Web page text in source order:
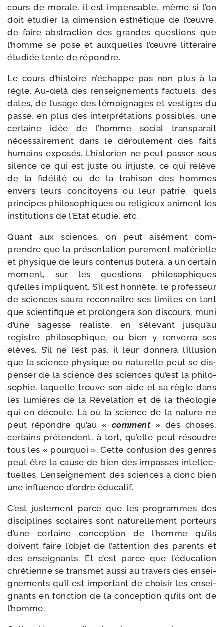
cours de morale, il est impen­sable, même si l’on
doit étu­dier la dimen­sion esthé­tique de l’œuvre,
de faire abs­trac­tion des grandes ques­tions que
l’homme se pose et aux­quelles l’œuvre lit­té­raire
étu­diée tente de répondre.
Le cours d’his­toire n’é­chappe pas non plus à la
règle. Au-​delà des ren­sei­gne­ments fac­tuels, des
dates, de l’u­sage des témoi­gnages et ves­tiges du
pas­sé, en plus des inter­pré­ta­tions pos­sibles, une
cer­taine idée de l’homme social trans­pa­raît
néces­sai­re­ment dans le dérou­le­ment des faits
humains expo­sés. L’historien ne peut pas­ser sous
silence ce qui est juste ou injuste, ce qui relève
de la fidé­li­té ou de la tra­hi­son des hommes
envers leurs conci­toyens ou leur patrie, quels
prin­cipes phi­lo­so­phiques ou reli­gieux animent les
ins­ti­tu­tions de l’Etat étu­dié, etc.
Quant aux sciences, on peut aisé­ment com­
prendre que la pré­sen­ta­tion pure­ment maté­rielle
et phy­sique de leurs conte­nus bute­ra, à un cer­tain
moment, sur les ques­tions phi­lo­so­phiques
qu’elles impliquent. S’il est hon­nête, le pro­fes­seur
de sciences sau­ra recon­naître ses limites en tant
que scien­ti­fique et pro­lon­ge­ra son dis­cours, muni
d’une sagesse réa­liste, en s’é­le­vant jus­qu’au
registre phi­lo­so­phique, ou bien y ren­ver­ra ses
élèves. S’il ne l’est pas, il leur don­ne­ra l’illu­sion
que la science phy­sique ou natu­relle peut se dis­
pen­ser de la science des sciences qu’est la phi­lo­
so­phie, laquelle trouve son aide et sa règle dans
les lumières de la Révélation et de la théo­lo­gie
qui en découle. Là où la science de la nature ne
peut répondre qu’au « com­ment» des choses,
cer­tains pré­tendent, à tort, qu’elle peut résoudre
tous les « pour­quoi ». Cette confu­sion des genres
peut être la cause de bien des impasses intel­lec­
tuelles. L’enseignement des sciences a donc bien
une influence d’ordre éducatif.
C’est jus­te­ment parce que les pro­grammes des
dis­ci­plines sco­laires sont natu­rel­le­ment por­teurs
d’une cer­taine concep­tion de l’homme qu’ils
doivent faire l’ob­jet de l’at­ten­tion des parents et
des ensei­gnants. Et c’est parce que l’é­du­ca­tion
chré­tienne se trans­met aus­si au tra­vers des ensei­
gne­ments qu’il est impor­tant de choi­sir les ensei­
gnants en fonc­tion de la concep­tion qu’ils ont de
l’homme.